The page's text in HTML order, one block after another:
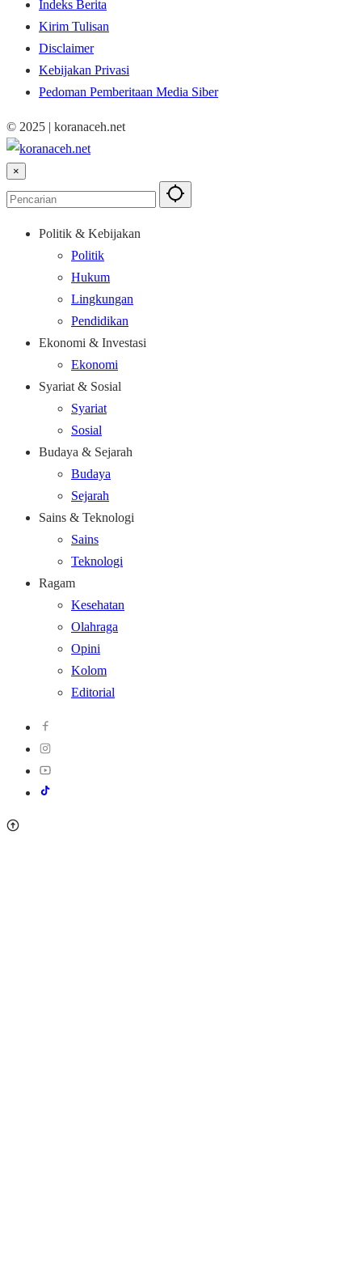
Indeks Berita
Kirim Tulisan
Disclaimer
Kebijakan Privasi
Pedoman Pemberitaan Media Siber
© 2025 | koranaceh.net
×
Politik & Kebijakan
Politik
Hukum
Lingkungan
Pendidikan
Ekonomi & Investasi
Ekonomi
Syariat & Sosial
Syariat
Sosial
Budaya & Sejarah
Budaya
Sejarah
Sains & Teknologi
Sains
Teknologi
Ragam
Kesehatan
Olahraga
Opini
Kolom
Editorial